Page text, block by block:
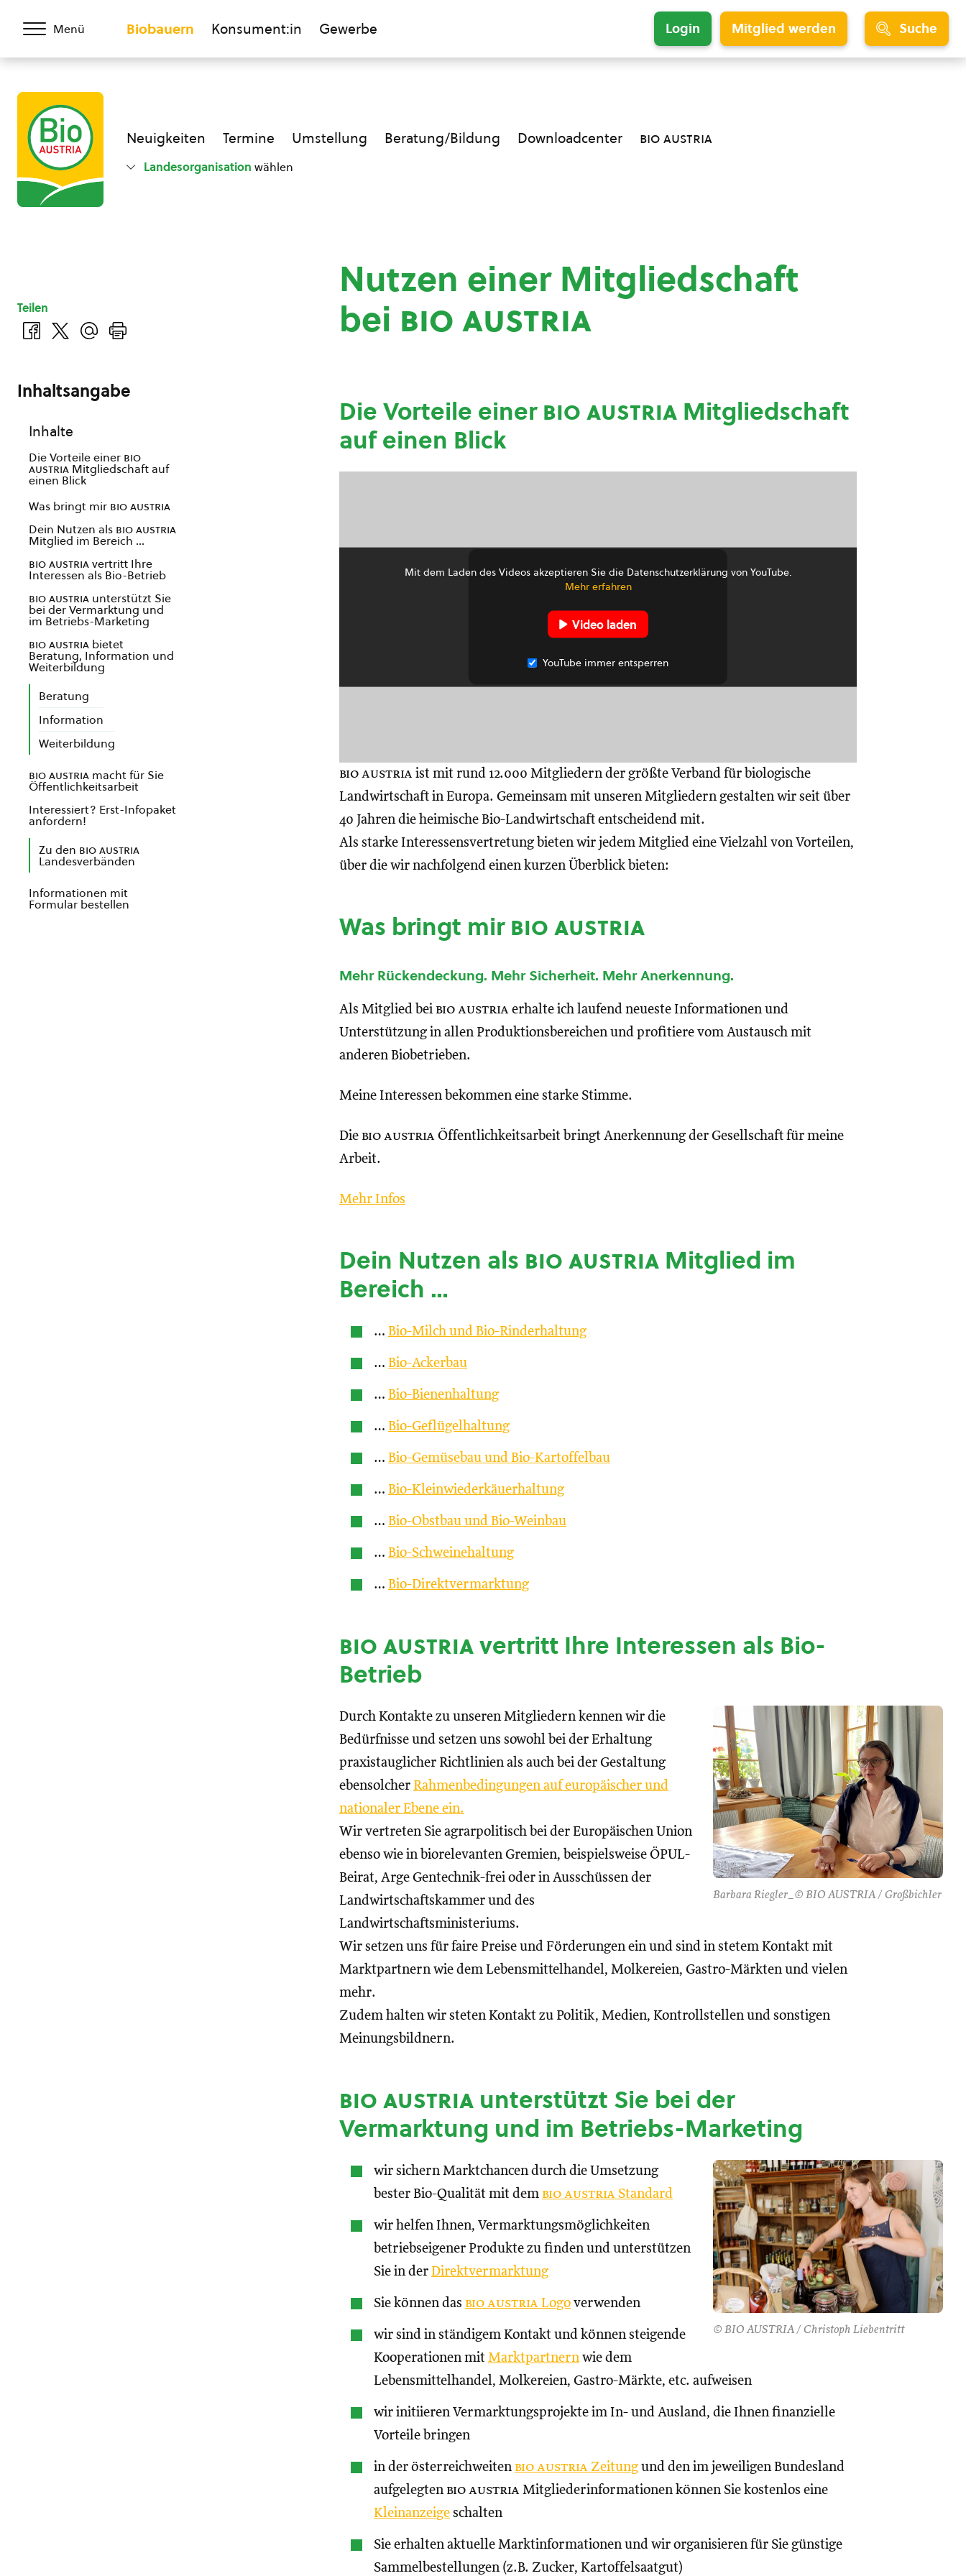
Menü Biobauern Konsument:in Gewerbe Login Mitglied werden Suche
Neuigkeiten Termine Umstellung Beratung/Bildung Downloadcenter bio austria
Landesorganisation wählen
Nutzen einer Mitgliedschaft
bei bio austria
Die Vorteile einerbio austria Mitgliedschaft
auf einen Blick
Mit dem Laden des Videos akzeptieren Sie die Datenschutzerklärung von YouTube.
Mehr erfahren
Video laden
YouTube immer entsperren
bio austria ist mit rund 12.000 Mitgliedern der größte Verband für biologische
Landwirtschaft in Europa. Gemeinsam mit unseren Mitgliedern gestalten wir seit über
40 Jahren die heimische Bio-Landwirtschaft entscheidend mit.
Als starke Interessensvertretung bieten wir jedem Mitglied eine Vielzahl von Vorteilen,
über die wir nachfolgend einen kurzen Überblick bieten:
Was bringt mirbio austria
Mehr Rückendeckung. Mehr Sicherheit. Mehr Anerkennung.
Als Mitglied bei bio austria erhalte ich laufend neueste Informationen und
Unterstützung in allen Produktionsbereichen und profitiere vom Austausch mit
anderen Biobetrieben.
Meine Interessen bekommen eine starke Stimme.
Die bio austria Öffentlichkeitsarbeit bringt Anerkennung der Gesellschaft für meine
Arbeit.
Mehr Infos
Dein Nutzen als bio austria Mitglied im
Bereich …
… Bio-Milch und Bio-Rinderhaltung
… Bio-Ackerbau
… Bio-Bienenhaltung
… Bio-Geflügelhaltung
… Bio-Gemüsebau und Bio-Kartoffelbau
… Bio-Kleinwiederkäuerhaltung
… Bio-Obstbau und Bio-Weinbau
… Bio-Schweinehaltung
… Bio-Direktvermarktung
bio austriavertritt Ihre Interessen als Bio-
Betrieb
Barbara Riegler_© BIO AUSTRIA / Großbichler
Durch Kontakte zu unseren Mitgliedern kennen wir die
Bedürfnisse und setzen uns sowohl bei der Erhaltung
praxistauglicher Richtlinien als auch bei der Gestaltung
ebensolcher Rahmenbedingungen auf europäischer und
nationaler Ebene ein.
Wir vertreten Sie agrarpolitisch bei der Europäischen Union
ebenso wie in biorelevanten Gremien, beispielsweise ÖPUL-
Beirat, Arge Gentechnik-frei oder in Ausschüssen der
Landwirtschaftskammer und des
Landwirtschaftsministeriums.
Wir setzen uns für faire Preise und Förderungen ein und sind in stetem Kontakt mit
Marktpartnern wie dem Lebensmittelhandel, Molkereien, Gastro-Märkten und vielen
mehr.
Zudem halten wir steten Kontakt zu Politik, Medien, Kontrollstellen und sonstigen
Meinungsbildnern.
bio austria unterstützt Sie bei der
Vermarktung und im Betriebs-Marketing
© BIO AUSTRIA / Christoph Liebentritt
wir sichern Marktchancen durch die Umsetzung
bester Bio-Qualität mit dem bio austria Standard
wir helfen Ihnen, Vermarktungsmöglichkeiten
betriebseigener Produkte zu finden und unterstützen
Sie in der Direktvermarktung
Sie können das bio austria Logo verwenden
wir sind in ständigem Kontakt und können steigende
Kooperationen mit Marktpartnernwie dem
Lebensmittelhandel, Molkereien, Gastro-Märkte, etc. aufweisen
wir initiieren Vermarktungsprojekte im In- und Ausland, die Ihnen finanzielle
Vorteile bringen
in der österreichweiten bio austria Zeitungund den im jeweiligen Bundesland
aufgelegten bio austria Mitgliederinformationen können Sie kostenlos eine
Kleinanzeige schalten
Sie erhalten aktuelle Marktinformationen und wir organisieren für Sie günstige
Sammelbestellungen (z.B. Zucker, Kartoffelsaatgut)
Teilen
Inhaltsangabe
Inhalte
Die Vorteile einer bio
austria Mitgliedschaft auf
einen Blick
Was bringt mir bio austria
Dein Nutzen als bio austria
Mitglied im Bereich …
bio austriavertritt Ihre
Interessen als Bio-Betrieb
bio austria unterstützt Sie
bei der Vermarktung und
im Betriebs-Marketing
bio austria bietet
Beratung, Information und
Weiterbildung
Beratung
Information
Weiterbildung
bio austria macht für Sie
Öffentlichkeitsarbeit
Interessiert? Erst-Infopaket
anfordern!
Zu den bio austria
Landesverbänden
Informationen mit
Formular bestellen